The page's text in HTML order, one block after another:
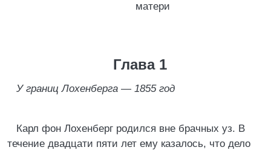
матери
Глава 1
У границ Лохенберга — 1855 год
Карл фон Лохенберг родился вне брачных уз. В
течение двадцати пяти лет ему казалось, что дело